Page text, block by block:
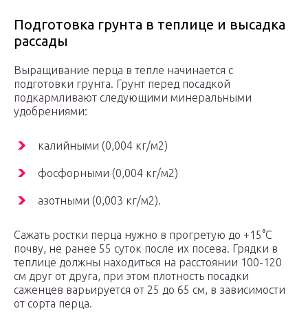
Подготовка грунта в теплице и высадка
рассады
Выращивание перца в тепле начинается с
подготовки грунта. Грунт перед посадкой
подкармливают следующими минеральными
удобрениями:
калийными (0,004 кг/м2)
фосфорными (0,004 кг/м2)
азотными (0,003 кг/м2).
Сажать ростки перца нужно в прогретую до +15°С
почву, не ранее 55 суток после их посева. Грядки в
теплице должны находиться на расстоянии 100-120
см друг от друга, при этом плотность посадки
саженцев варьируется от 25 до 65 см, в зависимости
от сорта перца.